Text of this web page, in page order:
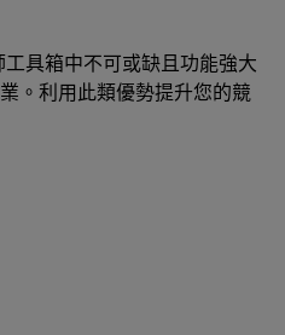
具箱中不可或缺且功能強大
。利用此類優勢提升您的競